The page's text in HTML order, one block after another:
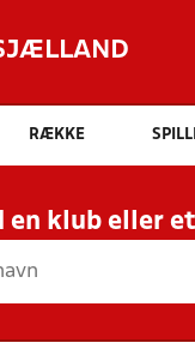
INDHOLD
RESULTATER,
HOLD
RÆKKE
en klub eller